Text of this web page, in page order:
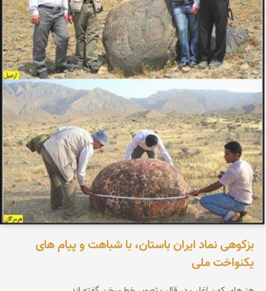
بزکوهی نماد ایران باستان، با شباهت و پیام های
یکنواخت ملی